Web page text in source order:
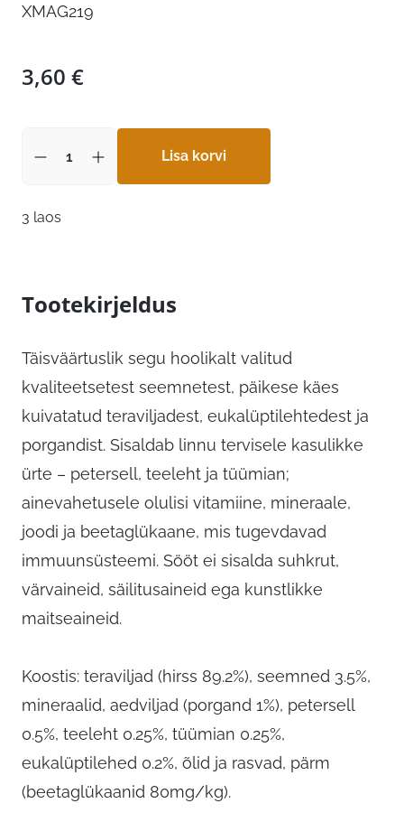
XMAG219
3,60 €
Lisa korvi
3 laos
Tootekirjeldus
Täisväärtuslik segu hoolikalt valitud
kvaliteetsetest seemnetest, päikese käes
kuivatatud teraviljadest, eukalüptilehtedest ja
porgandist. Sisaldab linnu tervisele kasulikke
ürte – petersell, teeleht ja tüümian;
ainevahetusele olulisi vitamiine, mineraale,
joodi ja beetaglükaane, mis tugevdavad
immuunsüsteemi. Sööt ei sisalda suhkrut,
värvaineid, säilitusaineid ega kunstlikke
maitseaineid.
Koostis: teraviljad (hirss 89.2%), seemned 3.5%,
mineraalid, aedviljad (porgand 1%), petersell
0.5%, teeleht 0.25%, tüümian 0.25%,
eukalüptilehed 0.2%, õlid ja rasvad, pärm
(beetaglükaanid 80mg/kg).